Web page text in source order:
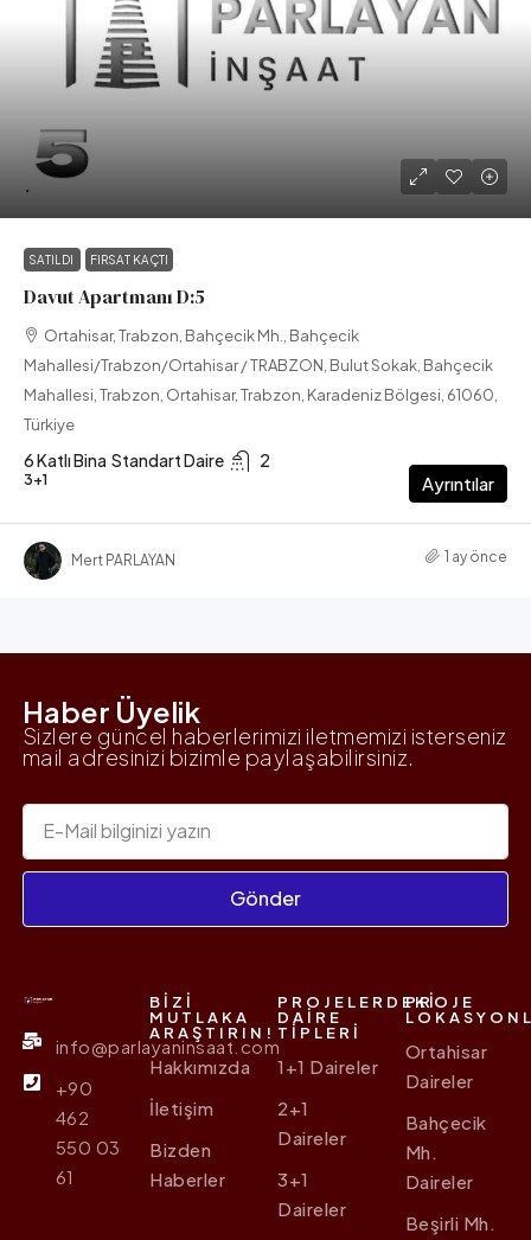
.
SATILDI FIRSAT KAÇTI
Davut Apartmanı D:5
Ortahisar, Trabzon, Bahçecik Mh., Bahçecik
Mahallesi/Trabzon/Ortahisar / TRABZON, Bulut Sokak, Bahçecik
Mahallesi, Trabzon, Ortahisar, Trabzon, Karadeniz Bölgesi, 61060,
Türkiye
6 Katlı Bina Standart Daire 2
3+1 Ayrıntılar
Mert PARLAYAN 1 ay önce
Haber Üyelik
Sizlere güncel haberlerimizi iletmemizi isterseniz
mail adresinizi bizimle paylaşabilirsiniz.
Gönder
info@parlayaninsaat.com
+90
462
550 03
61
BIZI
MUTLAKA
ARAŞTIRIN!
Hakkımızda
İletişim
Bizden
Haberler
PROJELERDEKI
DAIRE
TIPLERI
1+1 Daireler
2+1
Daireler
3+1
Daireler
PROJE
Ortahisar
Daireler
Bahçecik
Mh.
Daireler
Beşirli Mh.